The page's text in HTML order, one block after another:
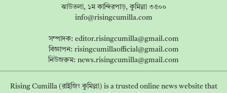
ঝাউতলা, ১ম কান্দিরপাড়, কুমিল্লা ৩৫০০
info@risingcumilla.com
সম্পাদক: editor.risingcumilla@gmail.com
বিজ্ঞাপন: risingcumillaofficial@gmail.com
নিউজরুম: news.risingcumilla@gmail.com
Rising Cumilla (রাইজিং কুমিল্লা) is a trusted online news website that